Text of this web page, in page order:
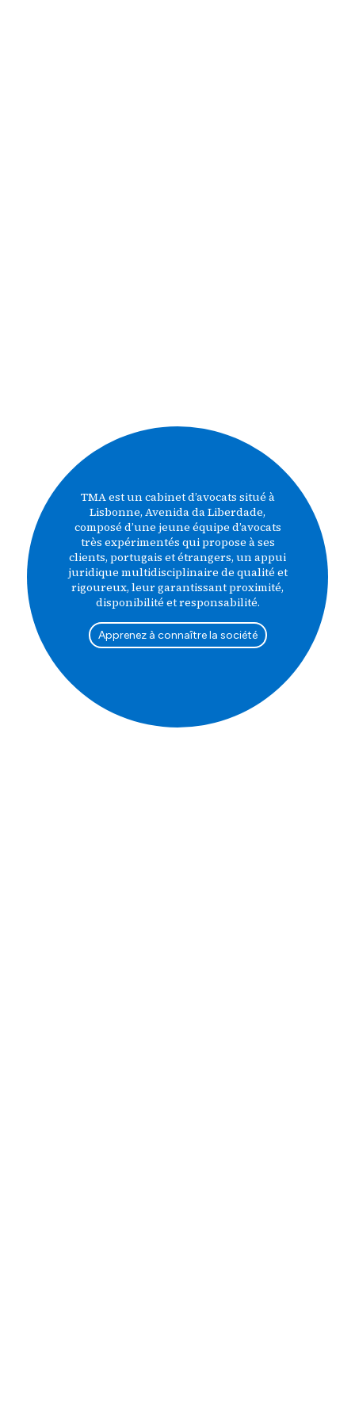
TMA est un cabinet d’avocats situé à
Lisbonne, Avenida da Liberdade,
composé d’une jeune équipe d’avocats
très expérimentés qui propose à ses
clients, portugais et étrangers, un appui
juridique multidisciplinaire de qualité et
rigoureux, leur garantissant proximité,
disponibilité et responsabilité.
Apprenez à connaître la société